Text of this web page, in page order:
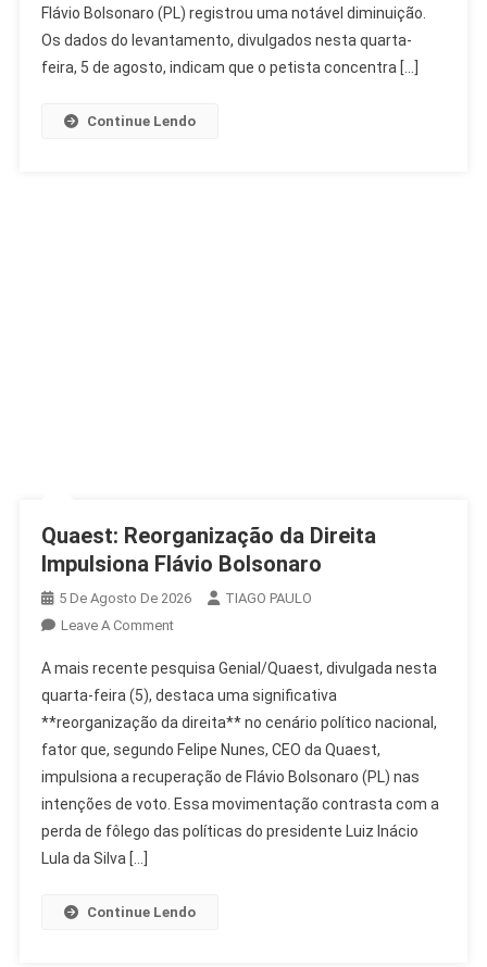
Flávio
Bolsonaro
Avança
Flávio Bolsonaro (PL) registrou uma notável diminuição.
Os dados do levantamento, divulgados nesta quarta-
feira, 5 de agosto, indicam que o petista concentra […]
Continue Lendo
Quaest: Reorganização da Direita
Impulsiona Flávio Bolsonaro
5 De Agosto De 2026
TIAGO PAULO
Leave A CommentOn
Reorganização
Da
Direita
Impulsiona
Flávio
Bolsonaro
A mais recente pesquisa Genial/Quaest, divulgada nesta
quarta-feira (5), destaca uma significativa
**reorganização da direita** no cenário político nacional,
fator que, segundo Felipe Nunes, CEO da Quaest,
impulsiona a recuperação de Flávio Bolsonaro (PL) nas
intenções de voto. Essa movimentação contrasta com a
perda de fôlego das políticas do presidente Luiz Inácio
Lula da Silva […]
Continue Lendo